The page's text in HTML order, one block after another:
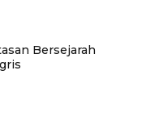
Bersejarah